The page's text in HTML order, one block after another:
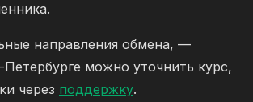
направления обмена, —
можно уточнить курс,
через поддержку.